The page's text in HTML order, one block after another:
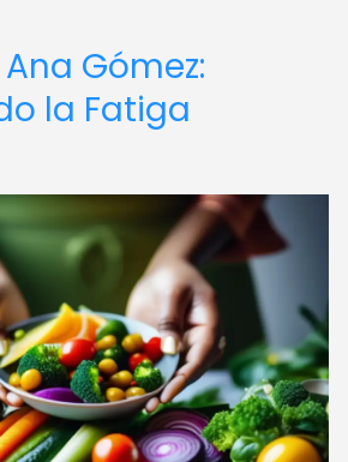
Gómez:
la Fatiga